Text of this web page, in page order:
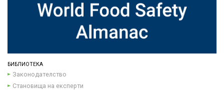
БИБЛИОТЕКА
Законодателство
Становища на експерти